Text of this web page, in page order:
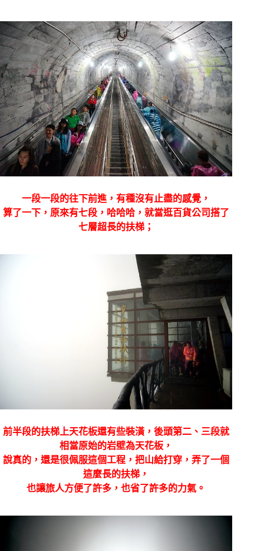
一段一段的往下前進，有種沒有止盡的感覺，
算了一下，原來有七段，哈哈哈，就當逛百貨公司搭了
七層超長的扶梯；
前半段的扶梯上天花板還有些裝潢，後頭第二、三段就
相當原始的岩壁為天花板，
說真的，還是很佩服這個工程，把山給打穿，弄了一個
這麼長的扶梯，
也讓旅人方便了許多，也省了許多的力氣。